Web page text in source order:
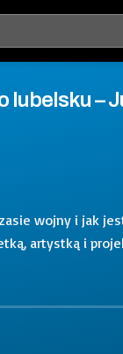
lubelsku –
wojny i jak
artystką i